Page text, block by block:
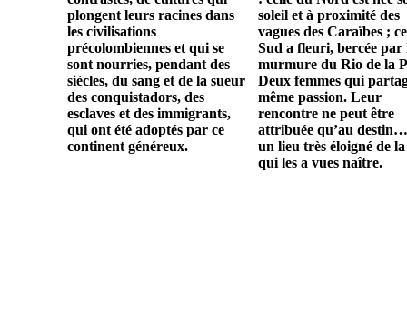
plongent leurs racines dans
les civilisations
précolombiennes et qui se
sont nourries, pendant des
siècles, du sang et de la sueur
des conquistadors, des
esclaves et des immigrants,
qui ont été adoptés par ce
continent généreux.
soleil et à proximité des
vagues des Caraïbes ;
Sud a fleuri, bercée par
murmure du Rio de la
Deux femmes qui
même passion. Leur
rencontre ne peut être
attribuée qu’au
un lieu très éloigné de
qui les a vues naître.